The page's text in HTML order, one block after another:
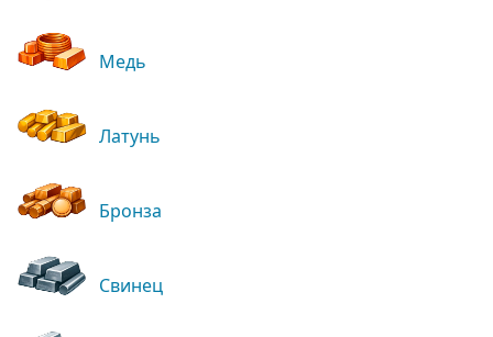
Медь
Латунь
Бронза
Свинец